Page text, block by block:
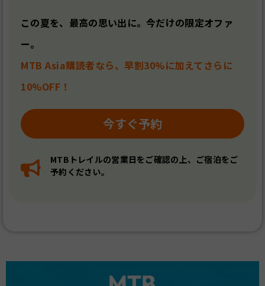
この夏を、最高の思い出に。今だけの限定オファ
ー。
MTB Asia購読者なら、早割30%に加えてさらに
10%OFF！
今すぐ予約
MTBトレイルの営業日をご確認の上、ご宿泊をご
予約ください。